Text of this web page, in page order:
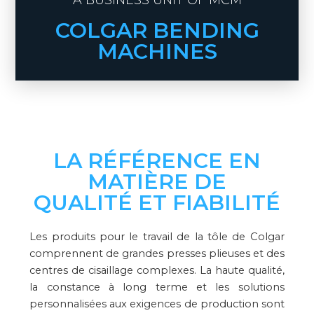
COLGAR BENDING
MACHINES
LA RÉFÉRENCE EN
MATIÈRE DE
QUALITÉ ET FIABILITÉ
Les produits pour le travail de la tôle de Colgar
comprennent de grandes presses plieuses et des
centres de cisaillage complexes. La haute qualité,
la constance à long terme et les solutions
personnalisées aux exigences de production sont